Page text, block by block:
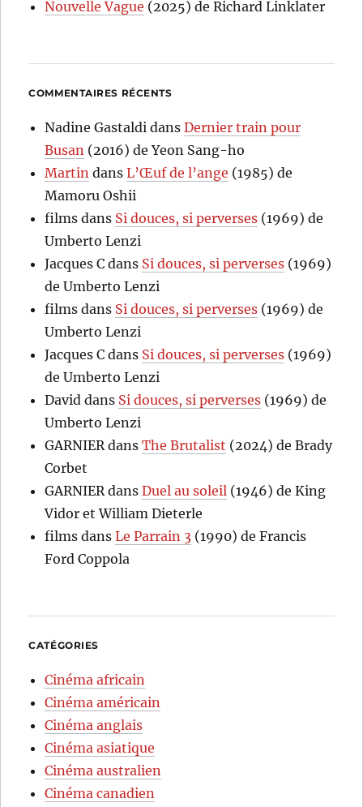
Nouvelle Vague (2025) de Richard Linklater
COMMENTAIRES RÉCENTS
Nadine Gastaldi dansDernier train pour
Busan (2016) de Yeon Sang-ho
Martin dansL’Œuf de l’ange (1985) de
Mamoru Oshii
films dans Si douces, si perverses (1969) de
Umberto Lenzi
Jacques C dans Si douces, si perverses (1969)
de Umberto Lenzi
films dans Si douces, si perverses (1969) de
Umberto Lenzi
Jacques C dans Si douces, si perverses (1969)
de Umberto Lenzi
David dans Si douces, si perverses (1969) de
Umberto Lenzi
GARNIERdansThe Brutalist (2024) de Brady
Corbet
GARNIERdansDuel au soleil (1946) de King
Vidor et William Dieterle
films dansLe Parrain 3 (1990) de Francis
Ford Coppola
CATÉGORIES
Cinéma africain
Cinéma américain
Cinéma anglais
Cinéma asiatique
Cinéma australien
Cinéma canadien